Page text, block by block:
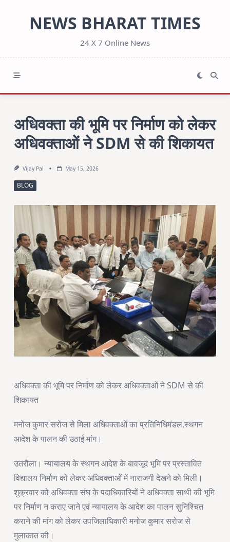
NEWS BHARAT TIMES
24 X 7 Online News
अधिवक्ता की भूमि पर निर्माण को लेकर
अधिवक्ताओं ने SDM से की शिकायत
Vijay Pal May 15, 2026
BLOG
अधिवक्ता की भूमि पर निर्माण को लेकर अधिवक्ताओं ने SDM से की
शिकायत
मनोज कुमार सरोज से मिला अधिवक्ताओं का प्रतिनिधिमंडल,स्थगन
आदेश के पालन की उठाई मांग।
उतरौला। न्यायालय के स्थगन आदेश के बावजूद भूमि पर प्रस्तावित
विद्यालय निर्माण को लेकर अधिवक्ताओं में नाराजगी देखने को मिली।
शुक्रवार को अधिवक्ता संघ के पदाधिकारियों ने अधिवक्ता साथी की भूमि
पर निर्माण न कराए जाने एवं न्यायालय के आदेश का पालन सुनिश्चित
कराने की मांग को लेकर उपजिलाधिकारी मनोज कुमार सरोज से
मुलाकात की।